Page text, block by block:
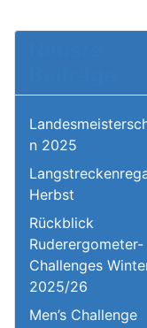
n 2025
Herbst
Rückblick
Ruderergometer-
Challenges
2025/26
Men’s Challenge